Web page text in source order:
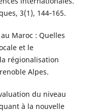
3(1), 144‑165.
Maroc : Quelles
et le
régionalisation
Alpes.
du niveau
à la nouvelle